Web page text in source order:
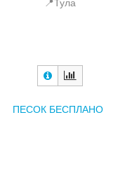
📍Тула
ПЕСОК БЕСПЛАНО